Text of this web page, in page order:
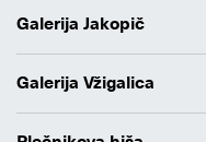
Galerija Jakopič
Galerija Vžigalica